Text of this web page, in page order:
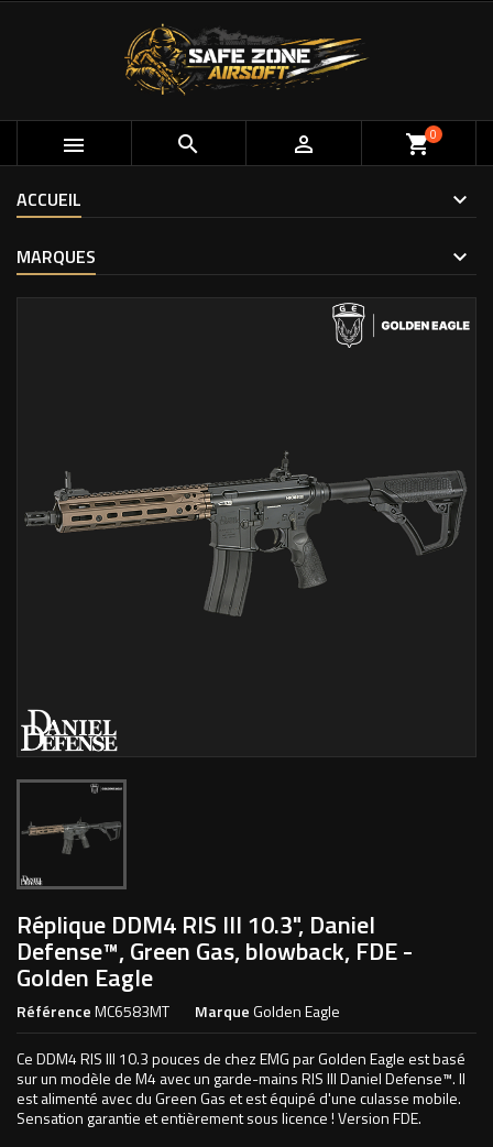
   shopping_cart0
ACCUEIL
MARQUES
Réplique DDM4 RIS III 10.3", Daniel
Defense™, Green Gas, blowback, FDE -
Golden Eagle
RéférenceMC6583MT MarqueGolden Eagle
Ce DDM4 RIS III 10.3 pouces de chez EMG par Golden Eagle est basé
sur un modèle de M4 avec un garde-mains RIS III Daniel Defense™. Il
est alimenté avec du Green Gas et est équipé d'une culasse mobile.
Sensation garantie et entièrement sous licence ! Version FDE.